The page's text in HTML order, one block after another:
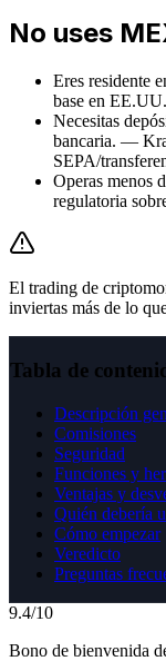
No uses
Eres residente
base en EE.UU.
Necesitas
bancaria. —
SEPA/
Operas menos
regulatoria
El trading de
inviertas más de lo
Tabla de
Descripción
Comisiones
Seguridad
Funciones y
Ventajas y
Quién debería
Cómo empezar
Veredicto
Preguntas
9.4/10
Bono de bienvenida